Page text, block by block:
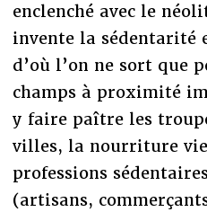
enclenché avec le
invente la sédentarité
d’où l’on ne sort que
champs à proximité
y faire paître les
villes, la nourriture
professions
(artisans,